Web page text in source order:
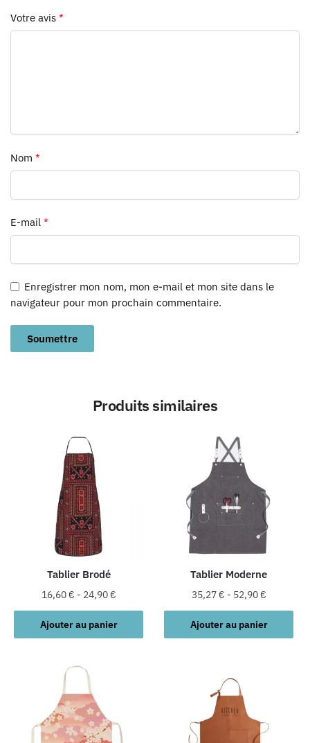
Votre avis *
Nom *
E-mail *
Enregistrer mon nom, mon e-mail et mon site dans le
navigateur pour mon prochain commentaire.
Produits similaires
Tablier Brodé
16,60€ - 24,90€
Ajouter au panier
Tablier Moderne
35,27€ - 52,90€
Ajouter au panier